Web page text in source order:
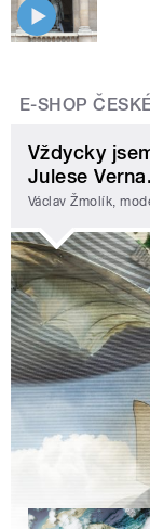
E-SHOP
Vždycky
Julese
Václav Žmolík,